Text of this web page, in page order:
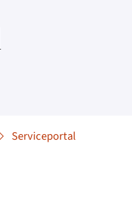
Serviceportal